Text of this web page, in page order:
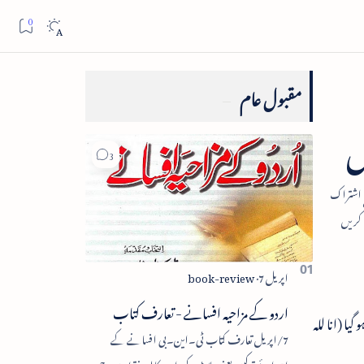
ہو گیا (انا للہ
مقبول عام
اردو کے مزاحیہ افسانے - تعارف کتاب
7/اپریل تعارف کتاب ٹی۔این۔بی افسانے کے